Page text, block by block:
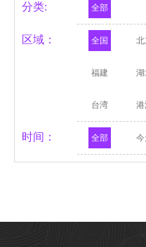
分类: 全部
区域： 全国
福建
台湾 港
时间： 全部 今